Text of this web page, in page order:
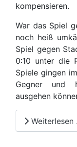
kompensieren.
War das Spiel
noch heiß
Spiel gegen
0:10 unter die
Spiele gingen
Gegner und
ausgehen
Weiterlesen